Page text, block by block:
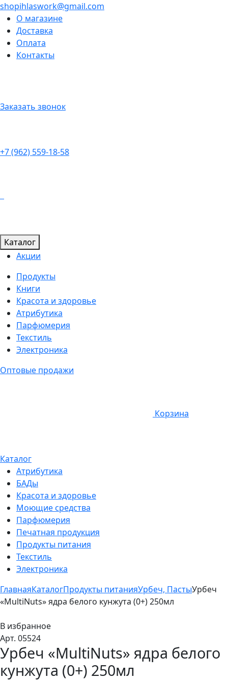
shopihlaswork@gmail.com
О магазине
Доставка
Оплата
Контакты
Заказать звонок
+7 (962) 559-18-58
Каталог
Акции
Продукты
Книги
Красота и здоровье
Атрибутика
Парфюмерия
Текстиль
Электроника
Оптовые продажи
Корзина
Каталог
Атрибутика
БАДы
Красота и здоровье
Моющие средства
Парфюмерия
Печатная продукция
Продукты питания
Текстиль
Электроника
ГлавнаяКаталогПродукты питанияУрбеч, ПастыУрбеч
«MultiNuts» ядра белого кунжута (0+) 250мл
В избранное
Арт. 05524
Урбеч «MultiNuts» ядра белого
кунжута (0+) 250мл